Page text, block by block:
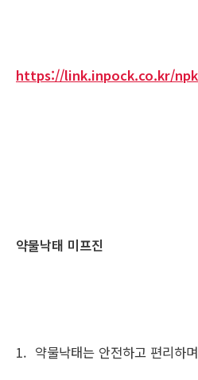
https://link.inpock.co.kr/
약물낙태 미프진
1. 약물낙태는 안전하고 편리하